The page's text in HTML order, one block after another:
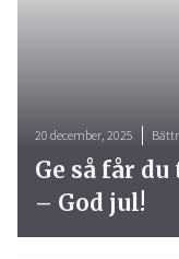
20 december, 2025
Ge så får
– God jul!